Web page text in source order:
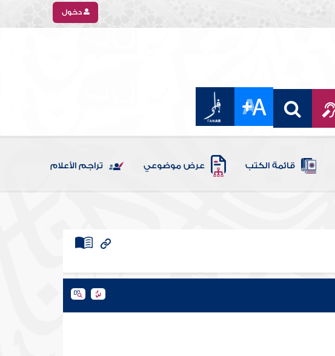
دخول
قائمة الكتب عرض موضوعي تراجم الأعلام